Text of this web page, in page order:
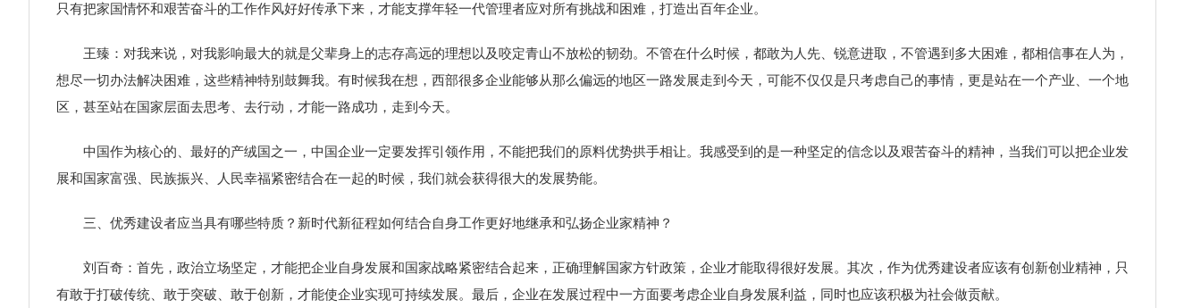
只有把家国情怀和艰苦奋斗的工作作风好好传承下来，才能支撑年轻一代管理者应对所有挑战和困难，打造出百年企业。
王臻：对我来说，对我影响最大的就是父辈身上的志存高远的理想以及咬定青山不放松的韧劲。不管在什么时候，都敢为人先、锐意进取，不管遇到多大困难，都相信事在人为，
想尽一切办法解决困难，这些精神特别鼓舞我。有时候我在想，西部很多企业能够从那么偏远的地区一路发展走到今天，可能不仅仅是只考虑自己的事情，更是站在一个产业、一个地
区，甚至站在国家层面去思考、去行动，才能一路成功，走到今天。
中国作为核心的、最好的产绒国之一，中国企业一定要发挥引领作用，不能把我们的原料优势拱手相让。我感受到的是一种坚定的信念以及艰苦奋斗的精神，当我们可以把企业发
展和国家富强、民族振兴、人民幸福紧密结合在一起的时候，我们就会获得很大的发展势能。
三、优秀建设者应当具有哪些特质？新时代新征程如何结合自身工作更好地继承和弘扬企业家精神？
刘百奇：首先，政治立场坚定，才能把企业自身发展和国家战略紧密结合起来，正确理解国家方针政策，企业才能取得很好发展。其次，作为优秀建设者应该有创新创业精神，只
有敢于打破传统、敢于突破、敢于创新，才能使企业实现可持续发展。最后，企业在发展过程中一方面要考虑企业自身发展利益，同时也应该积极为社会做贡献。